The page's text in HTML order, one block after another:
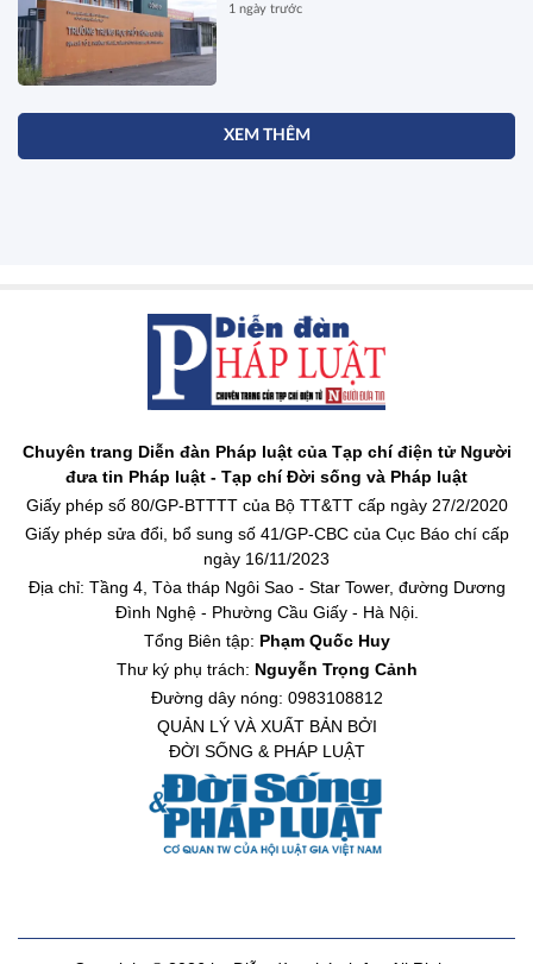
1 ngày trước
XEM THÊM
Chuyên trang Diễn đàn Pháp luật của Tạp chí điện tử Người
đưa tin Pháp luật - Tạp chí Đời sống và Pháp luật
Giấy phép số 80/GP-BTTTT của Bộ TT&TT cấp ngày 27/2/2020
Giấy phép sửa đổi, bổ sung số 41/GP-CBC của Cục Báo chí cấp
ngày 16/11/2023
Địa chỉ: Tầng 4, Tòa tháp Ngôi Sao - Star Tower, đường Dương
Đình Nghệ - Phường Cầu Giấy - Hà Nội.
Tổng Biên tập: Phạm Quốc Huy
Thư ký phụ trách: Nguyễn Trọng Cảnh
Đường dây nóng: 0983108812
QUẢN LÝ VÀ XUẤT BẢN BỞI
ĐỜI SỐNG & PHÁP LUẬT